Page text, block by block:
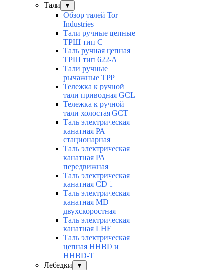
Тали ▼
Обзор талей Tor
Industries
Тали ручные цепные
ТРШ тип С
Таль ручная цепная
ТРШ тип 622-А
Тали ручные
рычажные ТРР
Тележка к ручной
тали приводная GCL
Тележка к ручной
тали холостая GCT
Таль электрическая
канатная РА
стационарная
Таль электрическая
канатная РА
передвижная
Таль электрическая
канатная CD 1
Таль электрическая
канатная МD
двухскоростная
Таль электрическая
канатная LHE
Таль электрическая
цепная HHBD и
HHBD-T
Лебедки
▼